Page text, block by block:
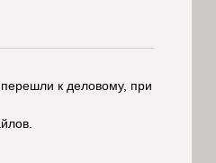
к деловому, при